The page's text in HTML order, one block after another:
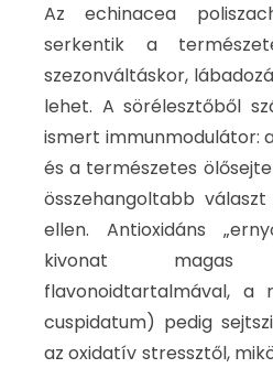
Az echinacea
serkentik a
szezonváltáskor,
lehet. A sörélesztőből
ismert immunmodulátor:
és a természetes
összehangoltabb
ellen. Antioxidáns
kivonat
flavonoidtartalmával, a
cuspidatum) pedig
az oxidatív stressztől,